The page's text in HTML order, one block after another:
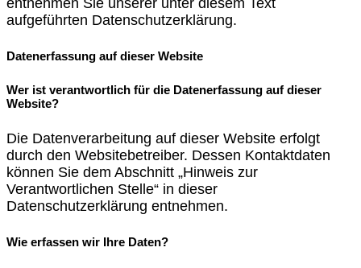
entnehmen Sie unserer unter diesem Text
aufgeführten Datenschutzerklärung.
Datenerfassung auf dieser Website
Wer ist verantwortlich für die Datenerfassung auf dieser
Website?
Die Datenverarbeitung auf dieser Website erfolgt
durch den Websitebetreiber. Dessen Kontaktdaten
können Sie dem Abschnitt „Hinweis zur
Verantwortlichen Stelle“ in dieser
Datenschutzerklärung entnehmen.
Wie erfassen wir Ihre Daten?